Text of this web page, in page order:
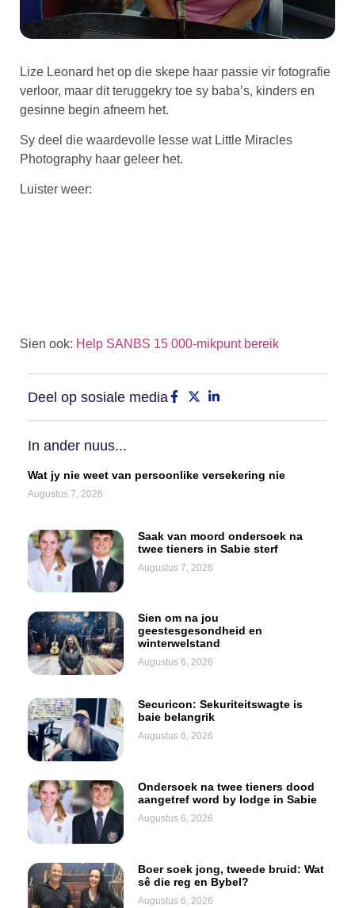
Lize Leonard het op die skepe haar passie vir fotografie
verloor, maar dit teruggekry toe sy baba’s, kinders en
gesinne begin afneem het.
Sy deel die waardevolle lesse wat Little Miracles
Photography haar geleer het.
Luister weer:
Sien ook: Help SANBS 15 000-mikpunt bereik
Deel op sosiale media
In ander nuus...
Wat jy nie weet van persoonlike versekering nie
Augustus 7, 2026
Saak van moord ondersoek na
twee tieners in Sabie sterf
Augustus 7, 2026
Sien om na jou
geestesgesondheid en
winterwelstand
Augustus 6, 2026
Securicon: Sekuriteitswagte is
baie belangrik
Augustus 6, 2026
Ondersoek na twee tieners dood
aangetref word by lodge in Sabie
Augustus 6, 2026
Boer soek jong, tweede bruid: Wat
sê die reg en Bybel?
Augustus 6, 2026